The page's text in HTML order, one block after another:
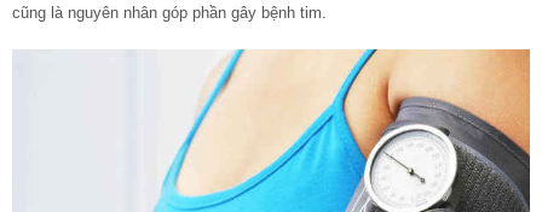
cũng là nguyên nhân góp phần gây bệnh tim.